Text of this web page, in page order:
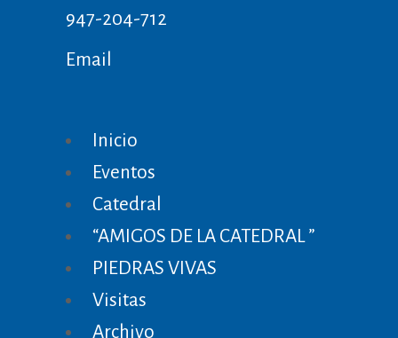
947-204-712
Email
Inicio
Eventos
Catedral
“AMIGOS DE LA CATEDRAL ”
PIEDRAS VIVAS
Visitas
Archivo